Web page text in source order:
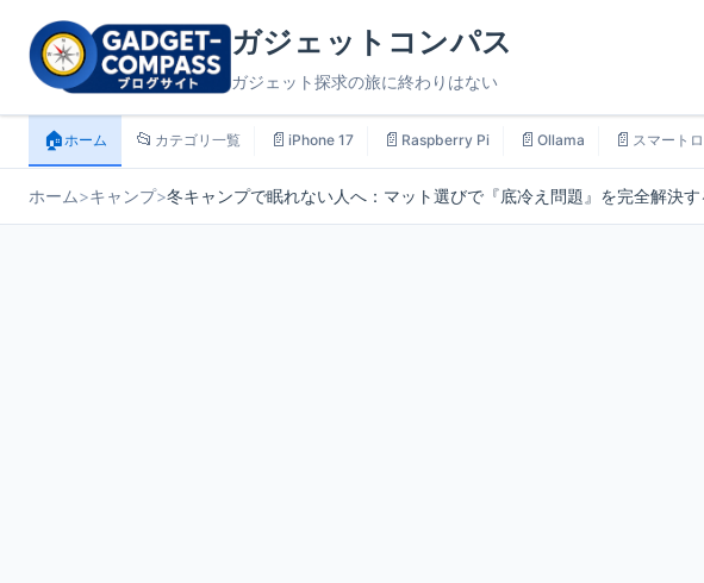
ガジェットコンパス
ガジェット探求の旅に終わりはない
🏠ホーム 📂 カテゴリ一覧 📄 iPhone 17 📄 Raspberry Pi 📄 Ollama 📄 スマート
ホーム>キャンプ>冬キャンプで眠れない人へ：マット選びで『底冷え問題』を完全解決